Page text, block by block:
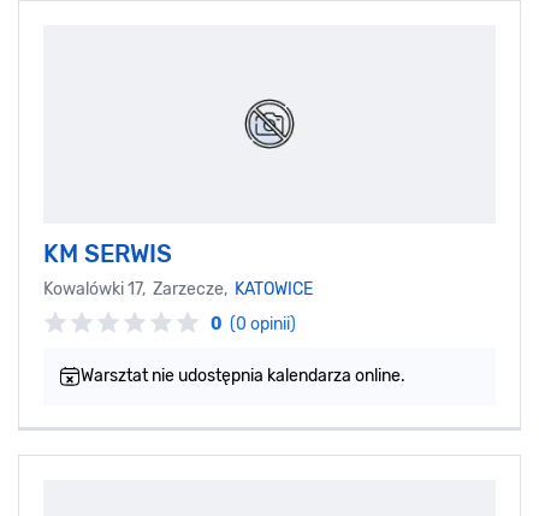
KM SERWIS
Kowalówki 17, Zarzecze, KATOWICE
0 (0 opinii)
Warsztat nie udostępnia kalendarza online.